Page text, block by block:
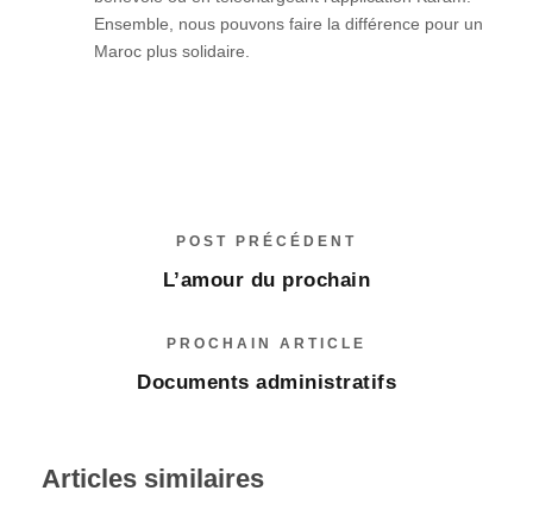
Ensemble, nous pouvons faire la différence pour un
Maroc plus solidaire.
POST PRÉCÉDENT
L’amour du prochain
PROCHAIN ARTICLE
Documents administratifs
Articles similaires